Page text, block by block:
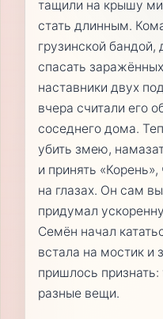
тащили на крышу
стать длинным.
грузинской
спасать
наставники двух
вчера считали его
соседнего дома.
убить змею,
и принять
на глазах. Он сам
придумал
Семён начал
встала на мостик и
пришлось
разные вещи.